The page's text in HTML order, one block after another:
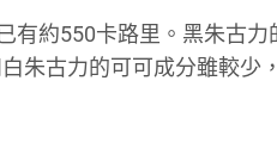
有約550卡路里。黑朱古
朱古力的可可成分雖較少